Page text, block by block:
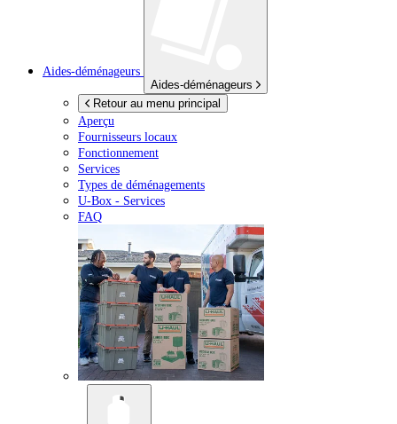
Aides-déménageurs
Aides-déménageurs
Retour au menu principal
Aperçu
Fournisseurs locaux
Fonctionnement
Services
Types de déménagements
U-Box - Services
FAQ